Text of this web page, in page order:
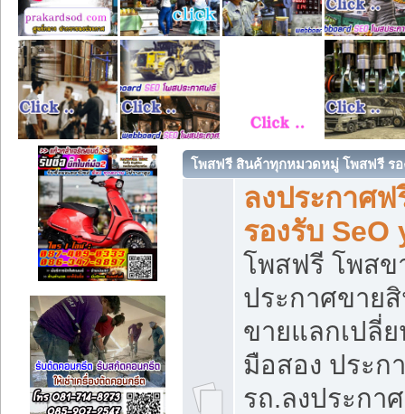
โพสฟรี สินค้าทุกหมวดหมู่ โพสฟรี รอ
ลงประกาศ
รองรับ
โพสฟรี โพสข
ประกาศขาย
ขายแลกเปลี่
มือสอง ประก
รถ.ลงประกา